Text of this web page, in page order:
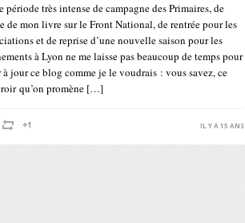
période très intense de campagne des Primaires, de
de mon livre sur le Front National, de rentrée pour les
et de reprise d’une nouvelle saison pour les
à Lyon ne me laisse pas beaucoup de temps pour
jour ce blog comme je le voudrais : vous savez, ce
qu’on promène […]
IL Y A 15 ANS